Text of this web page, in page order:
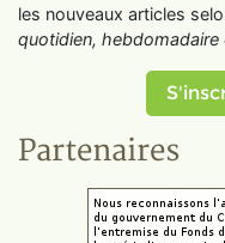
les nouveaux articles
quotidien, hebdomadaire
Partenaires